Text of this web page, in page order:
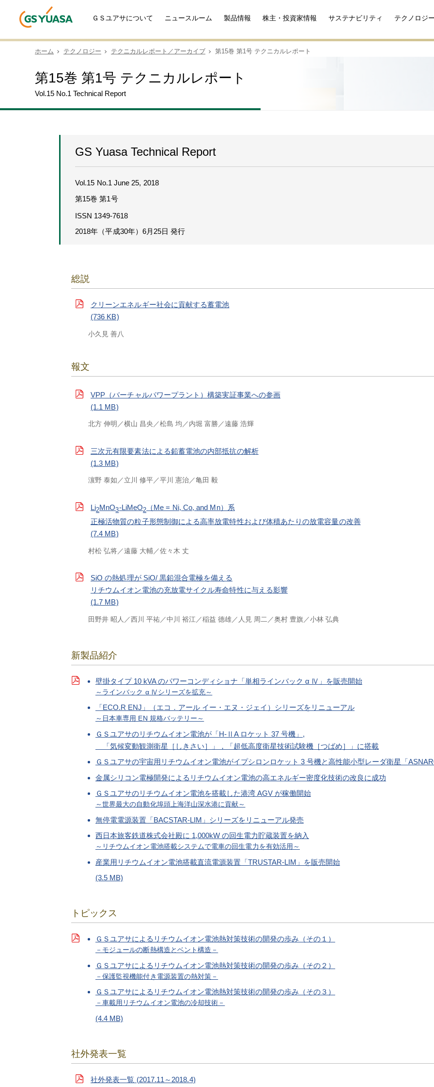
ＧＳユアサについて ニュースルーム 製品情報 株主・投資家情報 サステナビリティ テクノロジー
ホーム テクノロジー テクニカルレポート／アーカイブ 第15巻 第1号 テクニカルレポート
第15巻 第1号 テクニカルレポート
Vol.15 No.1 Technical Report
GS Yuasa Technical Report
Vol.15 No.1 June 25, 2018
第15巻 第1号
ISSN 1349-7618
2018年（平成30年）6月25日 発行
総説
クリーンエネルギー社会に貢献する蓄電池
(736 KB)
小久見 善八
報文
VPP（バーチャルパワープラント）構築実証事業への参画
(1.1 MB)
北方 伸明 横山 昌央 松島 均 内堀 富勝 遠藤 浩輝
三次元有限要素法による鉛蓄電池の内部抵抗の解析
(1.3 MB)
濵野 泰如 立川 修平 平川 憲治 亀田 毅
Li2MnO3-LiMeO2
（Me = Ni, Co, and Mn）系
正極活物質の粒子形態制御による高率放電特性および体積あたりの放電容量の改善
(7.4 MB)
村松 弘将 遠藤 大輔 佐々木 丈
SiO の熱処理が SiO/ 黒鉛混合電極を備える
リチウムイオン電池の充放電サイクル寿命特性に与える影響
(1.7 MB)
田野井 昭人 西川 平祐 中川 裕江 稲益 德雄 人見 周二 奥村 豊旗 小林 弘典
新製品紹介
壁掛タイプ 10 kVA のパワーコンディショナ「単相ラインバック α Ⅳ」を販売開始
～ラインバック α Ⅳシリーズを拡充～
「ECO.R ENJ」（エコ．アール イー・エヌ・ジェイ）シリーズをリニューアル
～日本車専用 EN 規格バッテリー～
ＧＳユアサのリチウムイオン電池が「H-ⅡA ロケット 37 号機」,
「気候変動観測衛星［しきさい］」，「超低高度衛星技術試験機［つばめ］」に搭載
ＧＳユアサの宇宙用リチウムイオン電池がイプシロンロケット 3 号機と高性能小型レーダ衛星「
金属シリコン電極開発によるリチウムイオン電池の高エネルギー密度化技術の改良に成功
ＧＳユアサのリチウムイオン電池を搭載した港湾 AGV が稼働開始
～世界最大の自動化埠頭上海洋山深水港に貢献～
無停電電源装置「BACSTAR-LIM」シリーズをリニューアル発売
西日本旅客鉄道株式会社殿に 1,000kW の回生電力貯蔵装置を納入
～リチウムイオン電池搭載システムで電車の回生電力を有効活用～
産業用リチウムイオン電池搭載直流電源装置「TRUSTAR-LIM」を販売開始
(3.5 MB)
トピックス
ＧＳユアサによるリチウムイオン電池熱対策技術の開発の歩み（その１）
－モジュールの断熱構造とベント構造－
ＧＳユアサによるリチウムイオン電池熱対策技術の開発の歩み（その２）
－保護監視機能付き電源装置の熱対策－
ＧＳユアサによるリチウムイオン電池熱対策技術の開発の歩み（その３）
－車載用リチウムイオン電池の冷却技術－
(4.4 MB)
社外発表一覧
社外発表一覧 (2017.11～2018.4)